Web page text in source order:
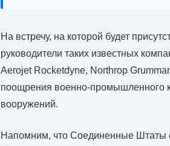
На встречу, на которой будет
руководители таких известных
Aerojet Rocketdyne, Northrop
поощрения военно-промышленного
вооружений.
Напомним, что Соединенные Штаты